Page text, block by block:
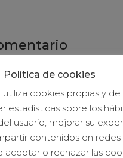
campos obligatorios están
*
Política de cookies
utiliza cookies propias y
estadísticas sobre los
usuario, mejorar su
contenidos en redes
aceptar o rechazar las